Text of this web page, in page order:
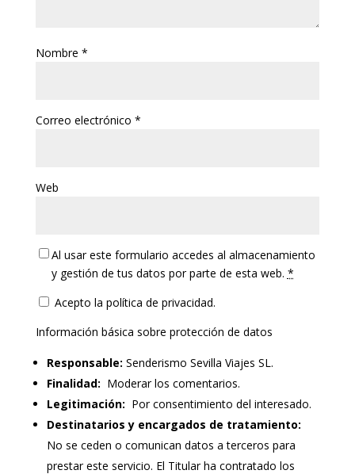
Nombre *
Correo electrónico *
Web
Al usar este formulario accedes al almacenamiento
y gestión de tus datos por parte de esta web. *
Acepto la política de privacidad.
Información básica sobre protección de datos
Responsable: Senderismo Sevilla Viajes SL.
Finalidad: Moderar los comentarios.
Legitimación: Por consentimiento del interesado.
Destinatarios y encargados de tratamiento:
No se ceden o comunican datos a terceros para
prestar este servicio. El Titular ha contratado los